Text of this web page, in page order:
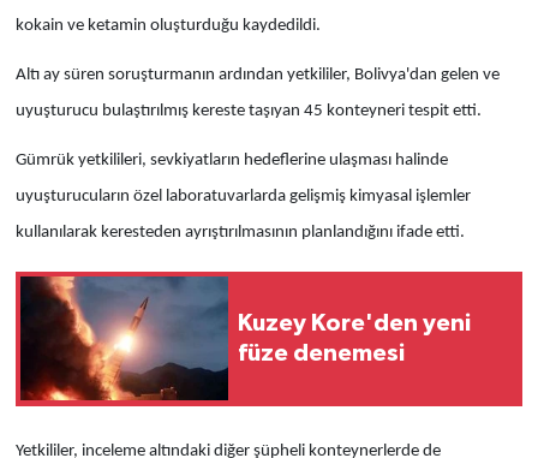
kokain ve ketamin oluşturduğu kaydedildi.
Altı ay süren soruşturmanın ardından yetkililer, Bolivya'dan gelen ve
uyuşturucu bulaştırılmış kereste taşıyan 45 konteyneri tespit etti.
Gümrük yetkilileri, sevkiyatların hedeflerine ulaşması halinde
uyuşturucuların özel laboratuvarlarda gelişmiş kimyasal işlemler
kullanılarak keresteden ayrıştırılmasının planlandığını ifade etti.
Kuzey Kore'den yeni
füze denemesi
Yetkililer, inceleme altındaki diğer şüpheli konteynerlerde de